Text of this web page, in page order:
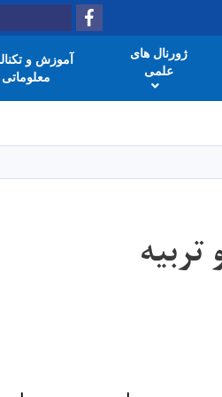
content
Facebook
Search
ژورنال های
علمی
آموزش و
معلوماتی